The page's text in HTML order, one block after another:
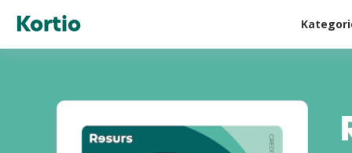
Kortio